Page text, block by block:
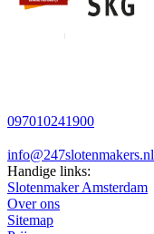
097010241900
info@247slotenmakers.nl
Handige links:
Slotenmaker Amsterdam
Over ons
Sitemap